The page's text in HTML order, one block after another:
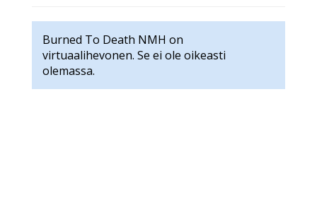
Burned To Death NMH on
virtuaalihevonen. Se ei ole oikeasti
olemassa.